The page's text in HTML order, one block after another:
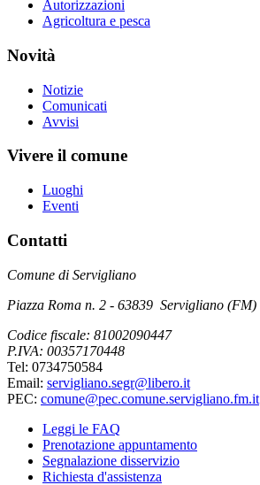
Autorizzazioni
Agricoltura e pesca
Novità
Notizie
Comunicati
Avvisi
Vivere il comune
Luoghi
Eventi
Contatti
Comune di Servigliano
Piazza Roma n. 2 - 63839 Servigliano (FM)
Codice fiscale: 81002090447
P.IVA: 00357170448
Tel: 0734750584
Email: servigliano.segr@libero.it
PEC: comune@pec.comune.servigliano.fm.it
Leggi le FAQ
Prenotazione appuntamento
Segnalazione disservizio
Richiesta d'assistenza